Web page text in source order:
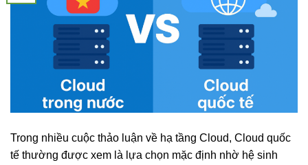
Trong nhiều cuộc thảo luận về hạ tầng Cloud, Cloud quốc
tế thường được xem là lựa chọn mặc định nhờ hệ sinh